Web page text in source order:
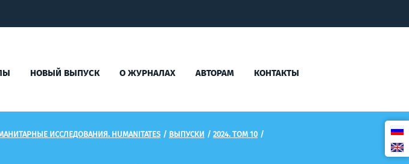
НОВЫЙ ВЫПУСК О ЖУРНАЛАХ АВТОРАМ КОНТАКТЫ
ИССЛЕДОВАНИЯ. HUMANITATES / ВЫПУСКИ / 2024. ТОМ 10 /